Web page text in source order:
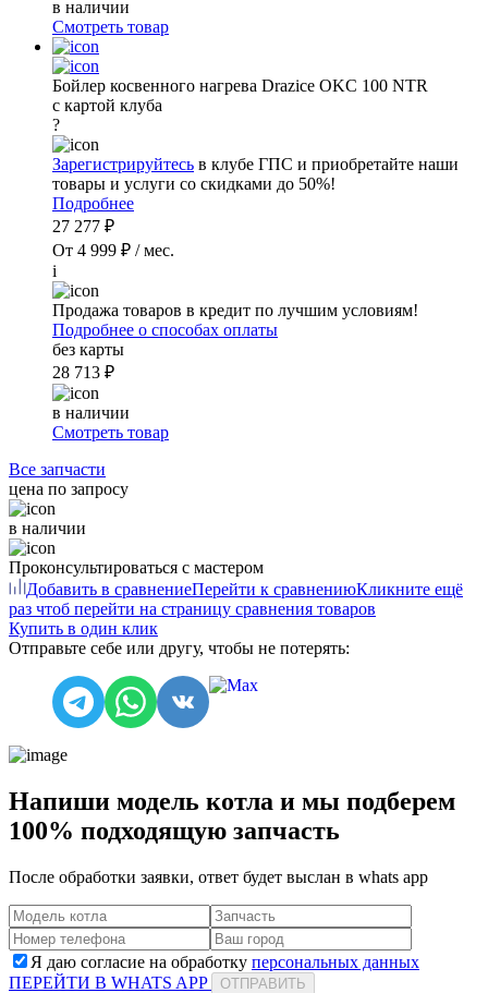
в наличии
Смотреть товар
Бойлер косвенного нагрева Drazice OKC 100 NTR
с картой клуба
?
Зарегистрируйтесь в клубе ГПС и приобретайте наши
товары и услуги со скидками до 50%!
Подробнее
27 277 ₽
От 4 999 ₽ / мес.
i
Продажа товаров в кредит по лучшим условиям!
Подробнее о способах оплаты
без карты
28 713 ₽
в наличии
Смотреть товар
Все запчасти
цена по запросу
в наличии
Проконсультироваться с мастером
Добавить в сравнениеПерейти к сравнениюКликните ещё
раз чтоб перейти на страницу сравнения товаров
Купить в один клик
Отправьте себе или другу, чтобы не потерять:
Напиши модель котла и мы подберем
100% подходящую запчасть
После обработки заявки, ответ будет выслан в whats app
Я даю согласие на обработку персональных данных
ПЕРЕЙТИ В WHATS APP
ОТПРАВИТЬ